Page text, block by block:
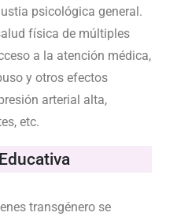
psicológica general.
física de múltiples
a la atención médica,
y otros efectos
arterial alta,
etc.
transgénero se